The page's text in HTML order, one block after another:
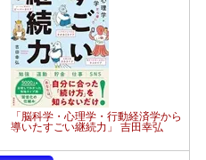
「脳科学・心理学・行動経済学から
導いたすごい継続力」 吉田幸弘